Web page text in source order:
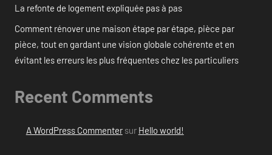
La refonte de logement expliquée pas à pas
Comment rénover une maison étape par étape, pièce par
pièce, tout en gardant une vision globale cohérente et en
évitant les erreurs les plus fréquentes chez les particuliers
Recent Comments
A WordPress Commentersur Hello world!